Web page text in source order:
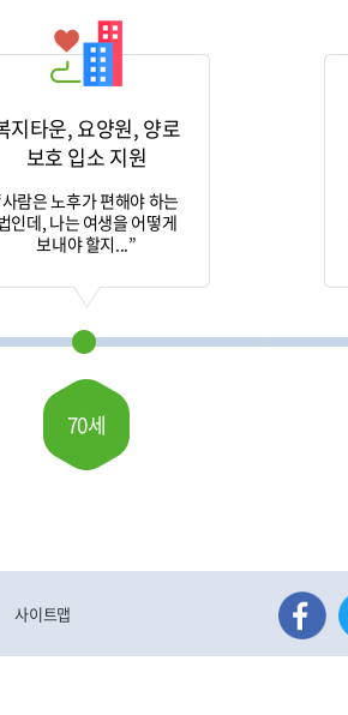
70세
지타운, 요양원, 양로
보호 입소 지원
람은 노후가 편해야 하는
인데, 나는 여생을 어떻게
보내야 할지...”
사이트맵